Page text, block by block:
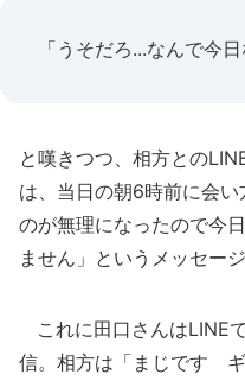
「うそだろ...なんで今日
と嘆きつつ、相方との
は、当日の朝6時前に会い
のが無理になったので今
ません」というメッセー
これに田口さんはLINE
信。相方は「まじです